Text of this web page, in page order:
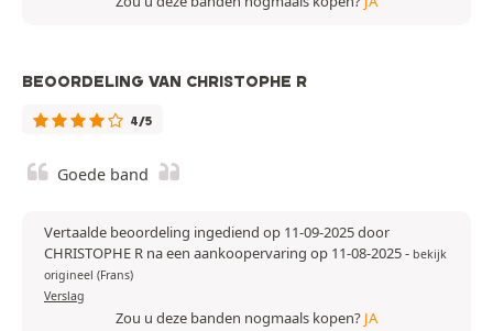
BEOORDELING VAN CHRISTOPHE R
4/5
Goede band
Vertaalde beoordeling ingediend op 11-09-2025 door
CHRISTOPHE R na een aankoopervaring op 11-08-2025- bekijk
origineel (Frans)
Verslag
Zou u deze banden nogmaals kopen? JA